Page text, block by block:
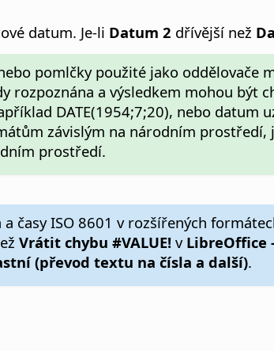
datum. Je-li Datum 2 dřívější než
pomlčky použité jako
rozpoznána a výsledkem mohou být
DATE(1954;7;20), nebo
závislým na národním
prostředí.
časy ISO 8601 v rozšířených
Vrátit chybu #VALUE!v LibreOffice
(převod textu na čísla a další).